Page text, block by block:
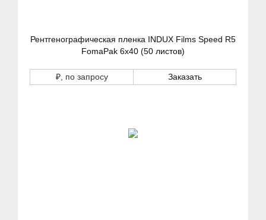
Рентгенографическая пленка INDUX Films Speed R5
FomaPak 6х40 (50 листов)
₽, по запросу Заказать